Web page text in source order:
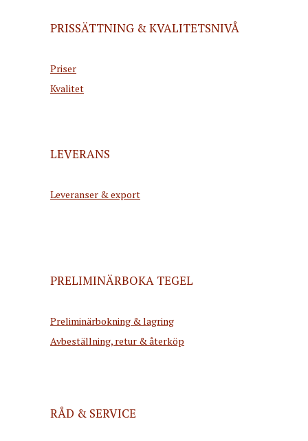
PRISSÄTTNING & KVALITETSNIVÅ
Priser
Kvalitet
LEVERANS
Leveranser & export
PRELIMINÄRBOKA TEGEL
Preliminärbokning & lagring
Avbeställning, retur & återköp
RÅD & SERVICE